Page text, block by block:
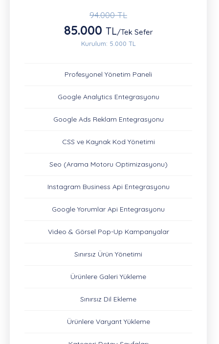
94.000 TL
85.000 TL/Tek Sefer
Kurulum: 5.000 TL
Profesyonel Yönetim Paneli
Google Analytics Entegrasyonu
Google Ads Reklam Entegrasyonu
CSS ve Kaynak Kod Yönetimi
Seo (Arama Motoru Optimizasyonu)
Instagram Business Api Entegrasyonu
Google Yorumlar Api Entegrasyonu
Video & Görsel Pop-Up Kampanyalar
Sınırsız Ürün Yönetimi
Ürünlere Galeri Yükleme
Sınırsız Dil Ekleme
Ürünlere Varyant Yükleme